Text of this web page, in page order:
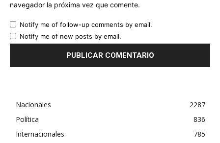
navegador la próxima vez que comente.
Notify me of follow-up comments by email.
Notify me of new posts by email.
Nacionales
2287
Política
836
Internacionales
785